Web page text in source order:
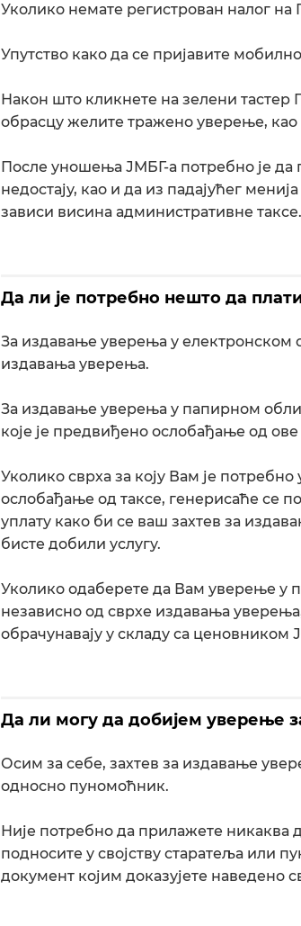
Уколико немате регистрован налог
Упутство како да се пријавите
Након што кликнете на зелени тастер
обрасцу желите тражено уверење,
После уношења ЈМБГ-а потребно је да
недостају, као и да из падајућег
зависи висина административне таксе.
Да ли је потребно нешто да
За издавање уверења у електронском
издавања уверења.
За издавање уверења у папирном
које је предвиђено ослобађање од
Уколико сврха за коју Вам је
ослобађање од таксе, генерисаће се
уплату како би се ваш захтев за
бисте добили услугу.
Уколико одаберете да Вам уверење у
независно од сврхе издавања
обрачунавају у складу са ценовником
Да ли могу да добијем уверење
Осим за себе, захтев за издавање
односно пуномоћник.
Није потребно да прилажете никаква
подносите у својству старатеља или
документ којим доказујете наведено